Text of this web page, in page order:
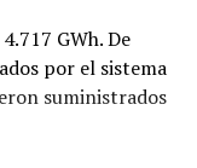
GWh. De
por el sistema
suministrados